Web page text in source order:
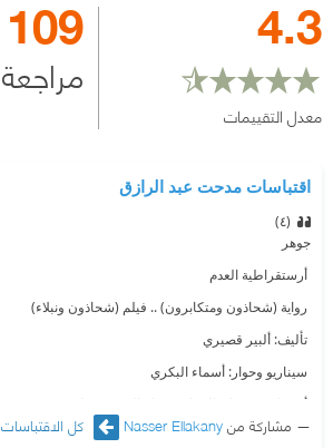
4.3
معدل التقييمات
109
مراجعة
اقتباسات مدحت عبد الرازق
(٤)‏
‫‏جوهر‏
‫ أرستقراطية العدم
‫ رواية (شحاذون ومتكابرون) .. فيلم (شحاذون ونبلاء)
‫ تأليف: ألبير قصيري
‫ سيناريو وحوار: أسماء البكري
‫ أشترك فى كتابة الحوار: حسام الدين زكريا
‫ إخراج: أسماء البكري
مشاركة منNasser Ellakany كل الاقتباسات